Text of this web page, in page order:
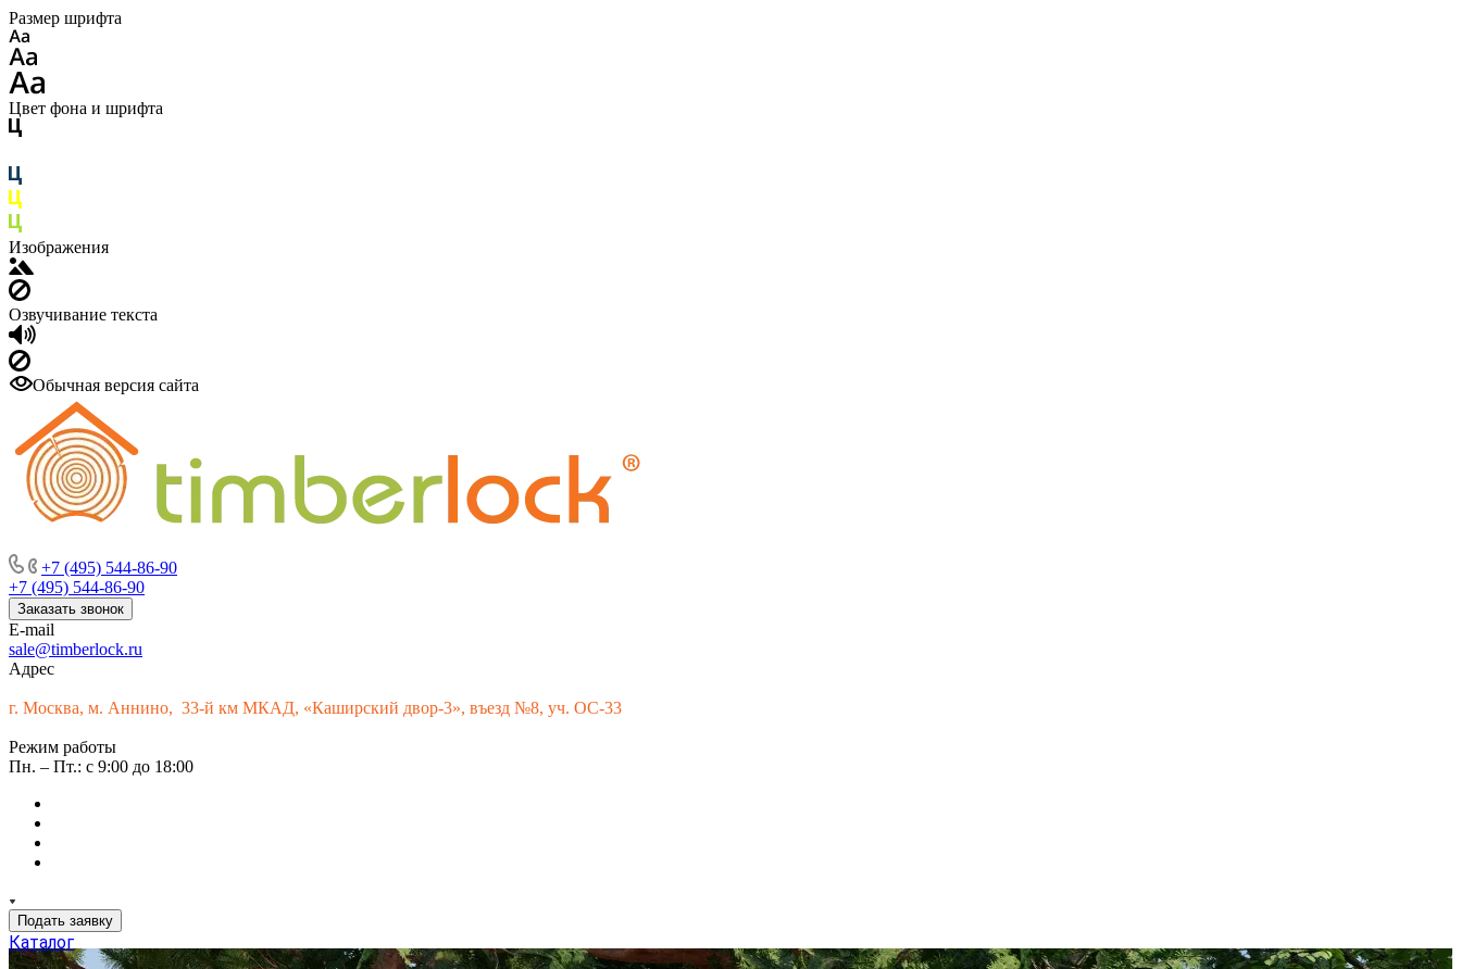
Размер шрифта
Цвет фона и шрифта
Изображения
Озвучивание текста
Обычная версия сайта
+7 (495) 544-86-90
+7 (495) 544-86-90
Заказать звонок
E-mail
sale@timberlock.ru
Адрес
г. Москва, м. Аннино, 33-й км МКАД, «Каширский двор-3», въезд №8, уч. ОС-33
Режим работы
Пн. – Пт.: с 9:00 до 18:00
Подать заявку
Каталог